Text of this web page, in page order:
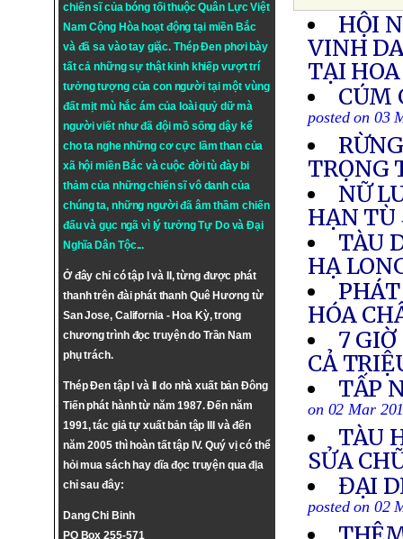
chiến sĩ của bóng tối thuộc Quân Lực Việt
Nam Cộng Hòa hoạt động tại miền Bắc
và đã sa vào tay giặc. Thép Đen phơi bày
tất cả những sự thật kinh khiếp vượt trí
tưởng tượng của con người tại một vùng
đất mịt mù hắc ám của loài quỷ dữ mà
người viết như đã đội mồ sống dậy kể
cho ta nghe những cơ cực lầm than của
xã hội miền Bắc và cuộc đời tù đày bi
thảm của những chiến sĩ vô danh của
chúng ta, những người đã âm thầm chiến
đấu và gục ngã vì lý tưởngTự DovàĐại
Nghĩa Dân Tộc...
Ở đây chỉ có tập I và II, từng được phát
thanh trên đài phát thanh Quê Hương từ
San Jose, California - Hoa Kỳ, trong
chương trình đọc truyện do Trần Nam
phụ trách.
Thép Đen tập I và II do nhà xuất bản Đông
Tiến phát hành từ năm 1987. Đến năm
1991, tác giả tự xuất bản tập III và đến
năm 2005 thì hoàn tất tập IV. Quý vị có thể
hỏi mua sách hay dĩa đọc truyện qua địa
chỉ sau đây:
Dang Chi Binh
PO Box 255-571
HỘI
VINH
TẠI
CÚM
posted on 03
TRỌNG
NỮ
HẠN TÙ
TÀU
HẠ
HÓA
7
CẢ
TẤP
on 02 Mar
TÀU
SỬA
ĐẠI
posted on 02